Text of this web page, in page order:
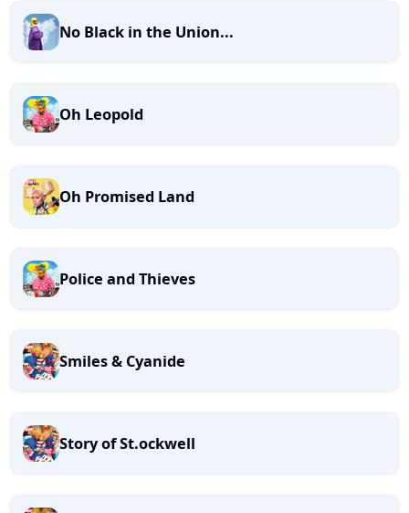
No Black in the Union...
Oh Leopold
Oh Promised Land
Police and Thieves
Smiles & Cyanide
Story of St.ockwell